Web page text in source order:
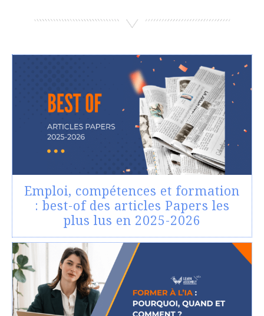
Emploi, compétences et formation
: best-of des articles Papers les
plus lus en 2025-2026